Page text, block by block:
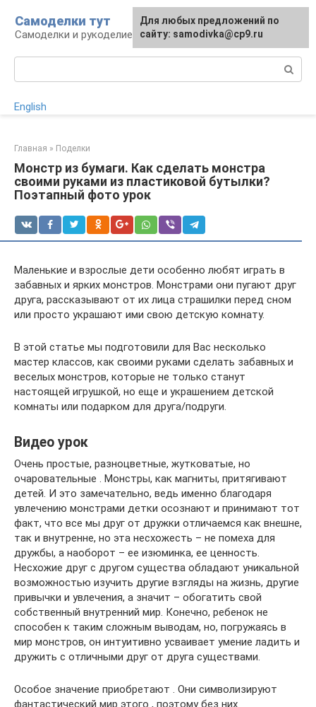
контенту
Самоделки тут
Самоделки и рукоделие для дома и участка
English
Главная » Поделки
Монстр из бумаги. Как сделать монстра
своими руками из пластиковой бутылки?
Поэтапный фото урок
Маленькие и взрослые дети особенно любят играть в
забавных и ярких монстров. Монстрами они пугают друг
друга, рассказывают от их лица страшилки перед сном
или просто украшают ими свою детскую комнату.
В этой статье мы подготовили для Вас несколько
мастер классов, как своими руками сделать забавных и
веселых монстров, которые не только станут
настоящей игрушкой, но еще и украшением детской
комнаты или подарком для друга/подруги.
Видео урок
Очень простые, разноцветные, жутковатые, но
очаровательные . Монстры, как магниты, притягивают
детей. И это замечательно, ведь именно благодаря
увлечению монстрами детки осознают и принимают тот
факт, что все мы друг от дружки отличаемся как внешне,
так и внутренне, но эта несхожесть – не помеха для
дружбы, а наоборот – ее изюминка, ее ценность.
Несхожие друг с другом существа обладают уникальной
возможностью изучить другие взгляды на жизнь, другие
привычки и увлечения, а значит – обогатить свой
собственный внутренний мир. Конечно, ребенок не
способен к таким сложным выводам, но, погружаясь в
мир монстров, он интуитивно усваивает умение ладить и
дружить с отличными друг от друга существами.
Особое значение приобретают . Они символизируют
фантастический мир этого , поэтому без них
Для любых предложений по
сайту: samodivka@cp9.ru